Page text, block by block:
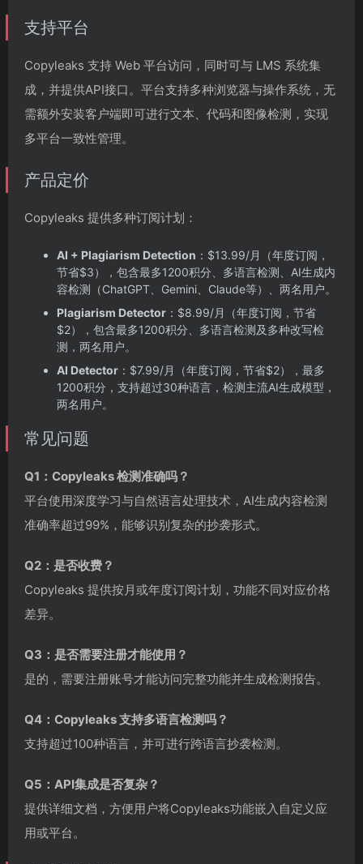
支持平台
Copyleaks 支持 Web 平台访问，同时可与 LMS 系统集
成，并提供API接口。平台支持多种浏览器与操作系统，无
需额外安装客户端即可进行文本、代码和图像检测，实现
多平台一致性管理。
产品定价
Copyleaks 提供多种订阅计划：
AI + Plagiarism Detection ：$13.99/月（年度订阅，
节省$3），包含最多1200积分、多语言检测、AI生成内
容检测（ChatGPT、Gemini、Claude等）、两名用户。
Plagiarism Detector ：$8.99/月（年度订阅，节省
$2），包含最多1200积分、多语言检测及多种改写检
测，两名用户。
AI Detector ：$7.99/月（年度订阅，节省$2），最多
1200积分，支持超过30种语言，检测主流AI生成模型，
两名用户。
常见问题
Q1：Copyleaks 检测准确吗？
平台使用深度学习与自然语言处理技术，AI生成内容检测
准确率超过99%，能够识别复杂的抄袭形式。
Q2：是否收费？
Copyleaks 提供按月或年度订阅计划，功能不同对应价格
差异。
Q3：是否需要注册才能使用？
是的，需要注册账号才能访问完整功能并生成检测报告。
Q4：Copyleaks 支持多语言检测吗？
支持超过100种语言，并可进行跨语言抄袭检测。
Q5：API集成是否复杂？
提供详细文档，方便用户将Copyleaks功能嵌入自定义应
用或平台。